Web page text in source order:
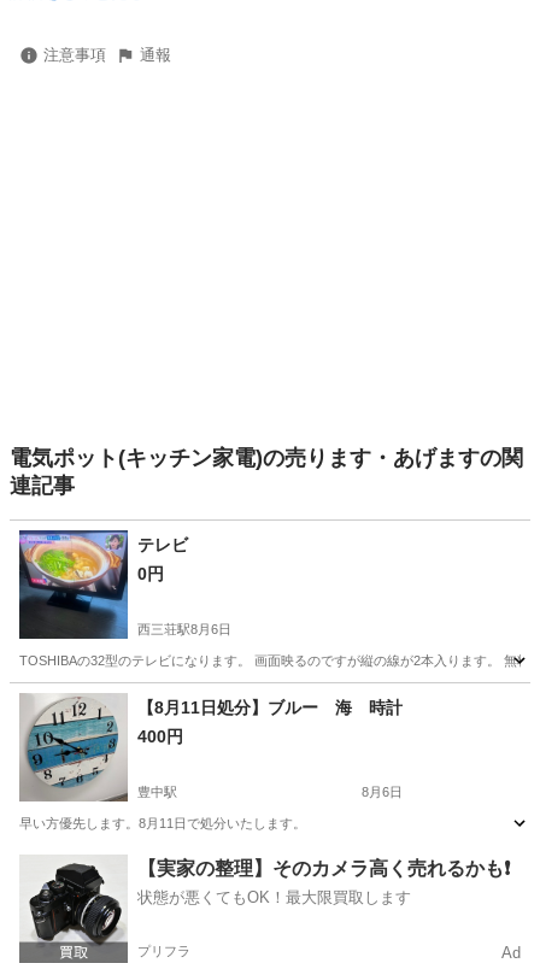
注意事項 通報
電気ポット(キッチン家電)の売ります・あげますの関
連記事
テレビ
0円
西三荘駅8月6日
TOSHIBAの32型のテレビになります。 画面映るのですが縦の線が2本入ります。 無
大阪 守口市 西三荘駅 テレビ
【8月11日処分】ブルー 海 時計
400円
豊中駅 8月6日
早い方優先します。8月11日で処分いたします。
豊中駅 生活家電
【実家の整理】そのカメラ高く売れるかも❗️
状態が悪くてもOK！最大限買取します
プリフラ Ad